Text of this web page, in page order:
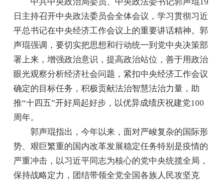
日主持召开中央政法委员会全体会议，学习贯彻习近
平总书记在中央经济工作会议上的重要讲话精神。郭
声琨强调，要切实把思想和行动统一到党中央决策部
署上来，增强政治意识，提高政治站位，善于用政治
眼光观察分析经济社会问题，紧扣中央经济工作会议
确定的目标任务，积极贡献法治智慧法治力量，助
推“十四五”开好局起好步，以优异成绩庆祝建党100
周年。
郭声琨指出，今年以来，面对严峻复杂的国际形
势、艰巨繁重的国内改革发展稳定任务特别是疫情的
严重冲击，以习近平同志为核心的党中央统揽全局，
保持战略定力，团结带领全党全国各族人民攻坚克